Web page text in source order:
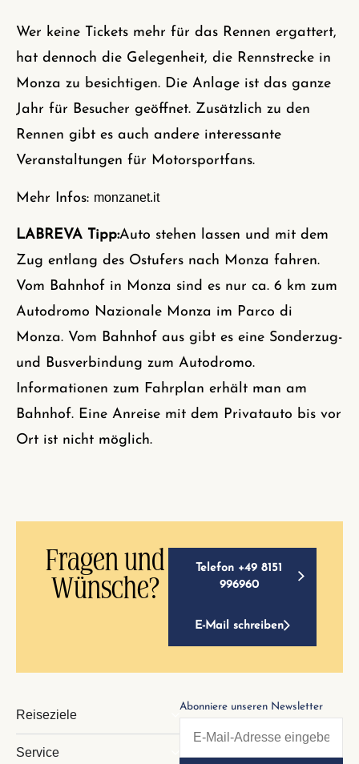
Wer keine Tickets mehr für das Rennen ergattert,
hat dennoch die Gelegenheit, die Rennstrecke in
Monza zu besichtigen. Die Anlage ist das ganze
Jahr für Besucher geöffnet. Zusätzlich zu den
Rennen gibt es auch andere interessante
Veranstaltungen für Motorsportfans.
Mehr Infos: monzanet.it
LABREVA Tipp:Auto stehen lassen und mit dem
Zug entlang des Ostufers nach Monza fahren.
Vom Bahnhof in Monza sind es nur ca. 6 km zum
Autodromo Nazionale Monza im Parco di
Monza. Vom Bahnhof aus gibt es eine Sonderzug-
und Busverbindung zum Autodromo.
Informationen zum Fahrplan erhält man am
Bahnhof. Eine Anreise mit dem Privatauto bis vor
Ort ist nicht möglich.
Fragen und
Wünsche?
Telefon +49 8151
996960
E-Mail schreiben
Reiseziele
Service
Abonniere unseren Newsletter